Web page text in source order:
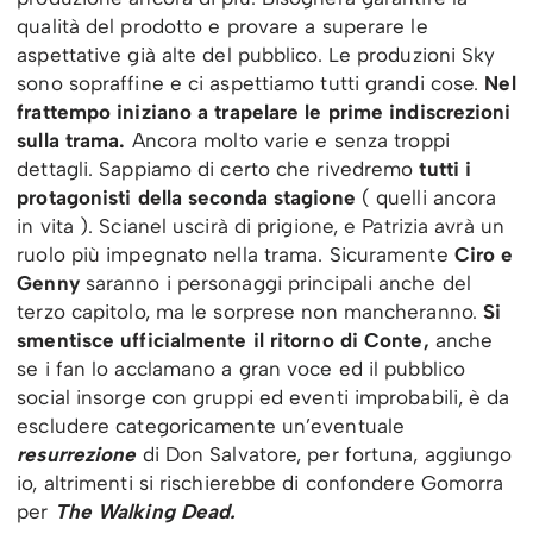
qualità del prodotto e provare a superare le
aspettative già alte del pubblico. Le produzioni Sky
sono sopraffine e ci aspettiamo tutti grandi cose. Nel
frattempo iniziano a trapelare le prime indiscrezioni
sulla trama. Ancora molto varie e senza troppi
dettagli. Sappiamo di certo che rivedremo tutti i
protagonisti della seconda stagione ( quelli ancora
in vita ). Scianel uscirà di prigione, e Patrizia avrà un
ruolo più impegnato nella trama. Sicuramente Ciro e
Gennysaranno i personaggi principali anche del
terzo capitolo, ma le sorprese non mancheranno.Si
smentisce ufficialmente il ritorno di Conte, anche
se i fan lo acclamano a gran voce ed il pubblico
social insorge con gruppi ed eventi improbabili, è da
escludere categoricamente un’eventuale
resurrezionedi Don Salvatore, per fortuna, aggiungo
io, altrimenti si rischierebbe di confondere Gomorra
per The Walking Dead.